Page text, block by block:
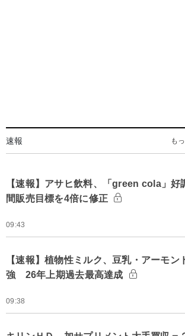
速報 も
【速報】アサヒ飲料、「green cola」
間販売目標を4倍に修正
09:43
【速報】植物性ミルク、豆乳・アーモン
強 26年上期過去最高達成
09:38